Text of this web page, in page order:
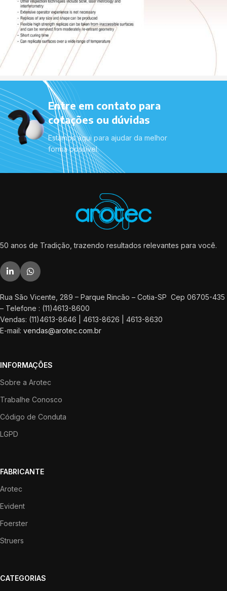
Entre em contato para
cotações ou dúvidas
Estamos aqui para ajudar da melhor
forma possível.
50 anos de Tradição, trazendo resultados relevantes para você.
Rua São Vicente, 289 – Parque Rincão – Cotia-SP Cep 06705-435
– Telefone : (11)4613-8600
Vendas: (11)4613-8646 | 4613-8626 | 4613-8630
E-mail: vendas@arotec.com.br
INFORMAÇÕES
Sobre a Arotec
Trabalhe Conosco
Código de Conduta
LGPD
FABRICANTE
Arotec
Evident
Foerster
Struers
CATEGORIAS